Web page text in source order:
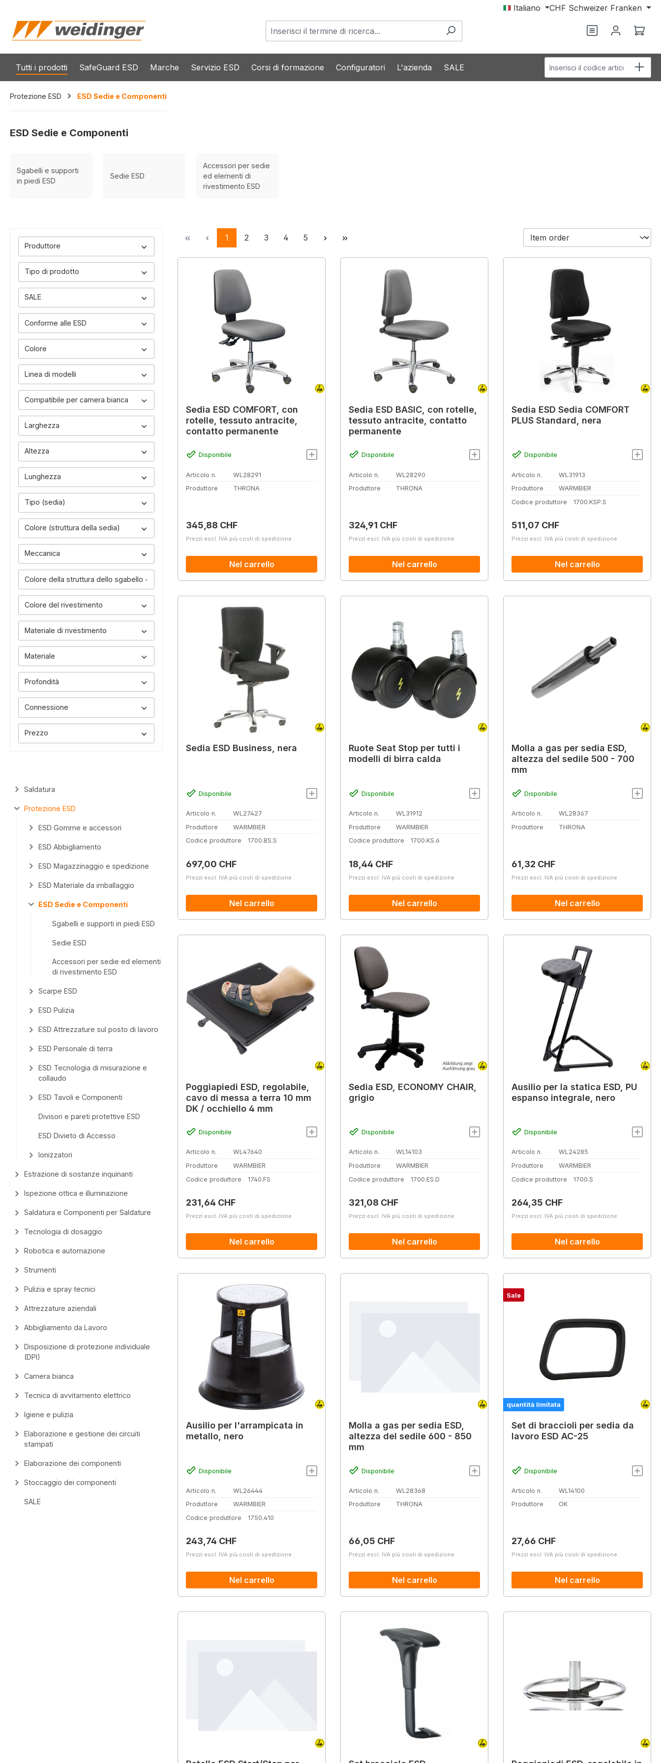
Italiano CHF Schweizer Franken
Hai 0 articoliIl
Tutti i prodotti SafeGuard ESD Marche Servizio ESD Corsi di formazione Configuratori L'azienda SALE Inserisci il codice articolo
Protezione ESD ESD Sedie e Componenti
ESD Sedie e Componenti
Sgabelli e supporti
in piedi ESD
Sedie ESD
Accessori per sedie
ed elementi di
rivestimento ESD
Produttore
Tipo di prodotto
SALE
Conforme alle ESD
Colore
Linea di modelli
Compatibile per camera bianca
Larghezza
Altezza
Lunghezza
Tipo (sedia)
Colore (struttura della sedia)
Meccanica
Colore della struttura dello sgabello
Colore del rivestimento
Materiale di rivestimento
Materiale
Profondità
Connessione
Prezzo
Saldatura
Protezione ESD
ESD Gomme e accessori
ESD Abbigliamento
ESD Magazzinaggio e spedizione
ESD Materiale da imballaggio
ESD Sedie e Componenti
Sgabelli e supporti in piedi ESD
Sedie ESD
Accessori per sedie ed elementi
di rivestimento ESD
Scarpe ESD
ESD Pulizia
ESD Attrezzature sul posto di lavoro
ESD Personale di terra
ESD Tecnologia di misurazione e
collaudo
ESD Tavoli e Componenti
Divisori e pareti protettive ESD
ESD Divieto di Accesso
Ionizzatori
Estrazione di sostanze inquinanti
Ispezione ottica e illuminazione
Saldatura e Componenti per Saldature
Tecnologia di dosaggio
Robotica e automazione
Strumenti
Pulizia e spray tecnici
Attrezzature aziendali
Abbigliamento da Lavoro
Disposizione di protezione individuale
(DPI)
Camera bianca
Tecnica di avvitamento elettrico
Igiene e pulizia
Elaborazione e gestione dei circuiti
stampati
Elaborazione dei componenti
Stoccaggio dei componenti
SALE
Pagina
1 Pagina
2 Pagina
3 Pagina
4 Pagina
5
Sedia ESD COMFORT, con
rotelle, tessuto antracite,
contatto permanente
Disponibile
Articolo n.
WL28291
Produttore
THRONA
Prezzo normale:
345,88 CHF
Prezzi escl. IVA più costi di spedizione
Nel carrello
Sedia ESD BASIC, con rotelle,
tessuto antracite, contatto
permanente
Disponibile
Articolo n.
WL28290
Produttore
THRONA
Prezzo normale:
324,91 CHF
Prezzi escl. IVA più costi di spedizione
Nel carrello
Sedia ESD Sedia COMFORT
PLUS Standard, nera
Disponibile
Articolo n.
WL31913
Produttore
WARMBIER
Codice produttore
1700.KSP.S
Prezzo normale:
511,07 CHF
Prezzi escl. IVA più costi di spedizione
Nel carrello
Sedia ESD Business, nera
Disponibile
Articolo n.
WL27427
Produttore
WARMBIER
Codice produttore
1700.BS.S
Prezzo normale:
697,00 CHF
Prezzi escl. IVA più costi di spedizione
Nel carrello
Ruote Seat Stop per tutti i
modelli di birra calda
Disponibile
Articolo n.
WL31912
Produttore
WARMBIER
Codice produttore
1700.KS.6
Prezzo normale:
18,44 CHF
Prezzi escl. IVA più costi di spedizione
Nel carrello
Molla a gas per sedia ESD,
altezza del sedile 500 - 700
mm
Disponibile
Articolo n.
WL28367
Produttore
THRONA
Prezzo normale:
61,32 CHF
Prezzi escl. IVA più costi di spedizione
Nel carrello
Poggiapiedi ESD, regolabile,
cavo di messa a terra 10 mm
DK / occhiello 4 mm
Disponibile
Articolo n.
WL47640
Produttore
WARMBIER
Codice produttore
1740.FS
Prezzo normale:
231,64 CHF
Prezzi escl. IVA più costi di spedizione
Nel carrello
Sedia ESD, ECONOMY CHAIR,
grigio
Disponibile
Articolo n.
WL14103
Produttore
WARMBIER
Codice produttore
1700.ES.D
Prezzo normale:
321,08 CHF
Prezzi escl. IVA più costi di spedizione
Nel carrello
Ausilio per la statica ESD, PU
espanso integrale, nero
Disponibile
Articolo n.
WL24285
Produttore
WARMBIER
Codice produttore
1700.S
Prezzo normale:
264,35 CHF
Prezzi escl. IVA più costi di spedizione
Nel carrello
Ausilio per l'arrampicata in
metallo, nero
Disponibile
Articolo n.
WL26444
Produttore
WARMBIER
Codice produttore
1750.410
Prezzo normale:
243,74 CHF
Prezzi escl. IVA più costi di spedizione
Nel carrello
Molla a gas per sedia ESD,
altezza del sedile 600 - 850
mm
Disponibile
Articolo n.
WL28368
Produttore
THRONA
Prezzo normale:
66,05 CHF
Prezzi escl. IVA più costi di spedizione
Nel carrello
Sale
quantità limitata
Set di braccioli per sedia da
lavoro ESD AC-25
Disponibile
Articolo n.
WL14100
Produttore
OK
Prezzo normale:
27,66 CHF
Prezzi escl. IVA più costi di spedizione
Nel carrello